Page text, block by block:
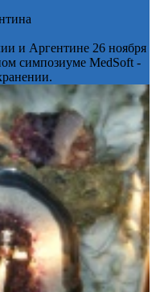
и Аргентине 26 ноября
симпозиуме MedSoft -